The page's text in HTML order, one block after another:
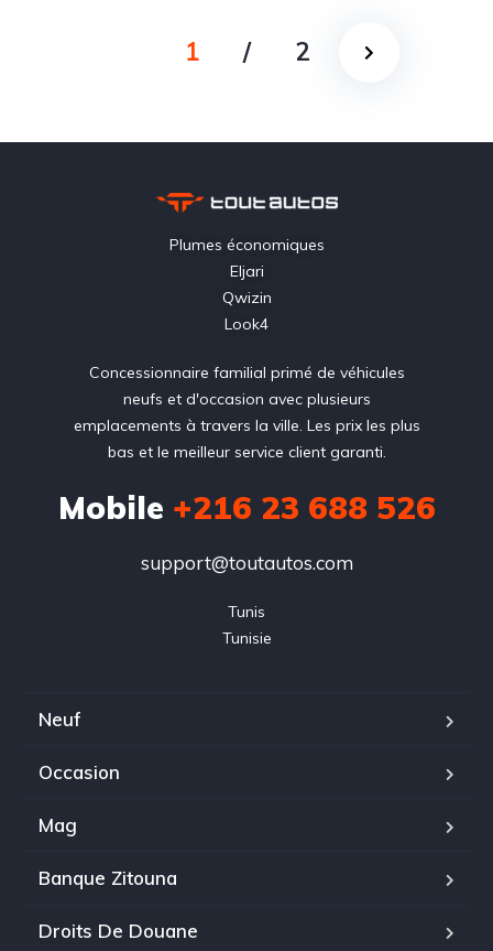
1 / 2
Plumes économiques
Eljari
Qwizin
Look4
Concessionnaire familial primé de véhicules
neufs et d'occasion avec plusieurs
emplacements à travers la ville. Les prix les plus
bas et le meilleur service client garanti.
Mobile +216 23 688 526
support@toutautos.com
Tunis
Tunisie
Neuf
Occasion
Mag
Banque Zitouna
Droits De Douane